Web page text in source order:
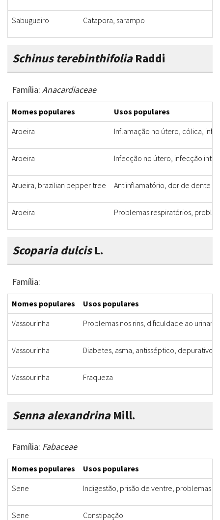
Sabugueiro Catapora, sarampo
Schinus terebinthifoliaRaddi
Família: Anacardiaceae
Nomes populares
Usos populares
Aroeira
Inflamação no útero, cólica,
Aroeira Infecção no útero, infecção
Arueira, brazilian pepper tree Antiinflamatório, dor de dente
Aroeira Problemas respiratórios,
Scoparia dulcisL.
Família:
Nomes populares
Usos populares
Vassourinha
Problemas nos rins, dificuldade ao urinar,
Vassourinha Diabetes, asma, antisséptico,
Vassourinha Fraqueza
Senna alexandrinaMill.
Família: Fabaceae
Nomes populares
Usos populares
Sene
Indigestão, prisão de ventre, problemas
Sene Constipação